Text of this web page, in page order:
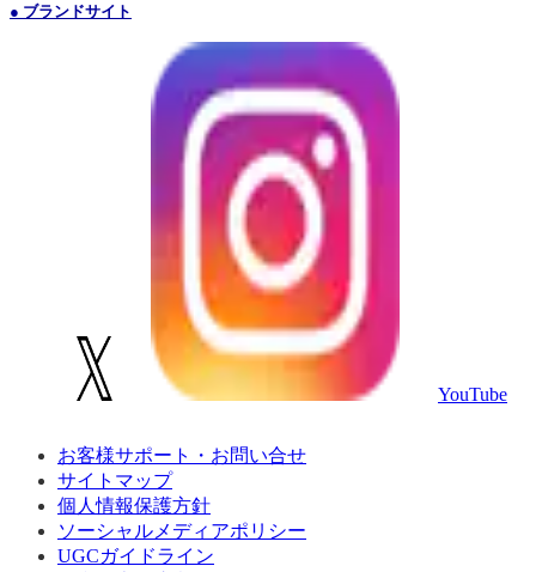
● ブランドサイト
YouTube
お客様サポート・お問い合せ
サイトマップ
個人情報保護方針
ソーシャルメディアポリシー
UGCガイドライン